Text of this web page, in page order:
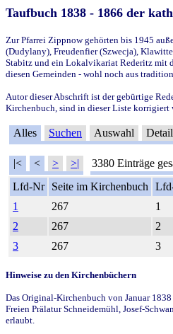
Taufbuch 1838 - 1866 der
Zur Pfarrei Zippnow gehörten bis 1945
(Dudylany), Freudenfier (Szwecja),
Stabitz und ein Lokalvikariat Rederitz mit
diesen Gemeinden - wohl noch aus
Autor dieser Abschrift ist der gebürtige
Kirchenbuch, sind in dieser Liste korrigiert
Alles Suchen Auswahl Detail
|< < > >| 3380 Einträge
Lfd-Nr
Seite im Kirchenbuch
1
267 1
2
267 2
3
267 3
Hinweise zu den Kirchenbüchern
Das Original-Kirchenbuch von Januar
Freien Prälatur Schneidemühl, Josef-
erlaubt.